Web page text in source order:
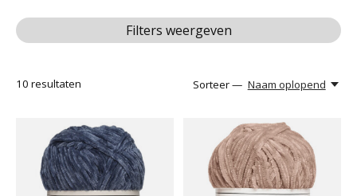
Filters weergeven
10 resultaten Sorteer — Naam oplopend